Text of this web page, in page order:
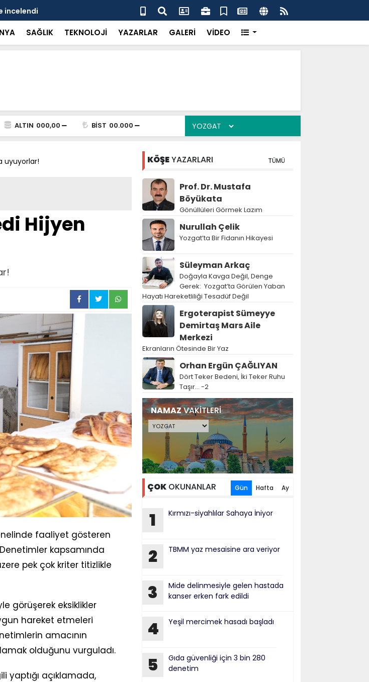
incelendi Karaarslan'dan UMKE'ye övgü
SAĞLIK TEKNOLOJİ YAZARLAR GALERİ VİDEO
ALTIN 000,00 BİST 00.000
uyuyorlar!
Hijyen
faaliyet gösteren
kapsamında
pek çok kriter titizlikle
görüşerek eksiklikler
hareket etmeleri
amacının
olduğunu vurguladı.
yaptığı açıklamada,
KÖŞEYAZARLARI TÜMÜ
Prof. Dr. Mustafa
Böyükata
Gönüllüleri Görmek Lazım
Nurullah Çelik
Yozgat’ta Bir Fidanın Hikayesi
Süleyman Arkaç
Doğayla Kavga Değil, Denge
Gerek: Yozgat’ta Görülen Yaban
Hayatı Hareketliliği Tesadüf Değil
Ergoterapist Sümeyye
Demirtaş Mars Aile
Merkezi
Ekranların Ötesinde Bir Yaz
Orhan Ergün ÇAĞLIYAN
Dört Teker Bedeni, İki Teker Ruhu
Taşır… -2
NAMAZVAKİTLERİ
ÇOKOKUNANLAR Gün Hafta Ay
1 Kırmızı-siyahlılar Sahaya İniyor
2 TBMM yaz mesaisine ara veriyor
3
Mide delinmesiyle gelen hastada
kanser erken fark edildi
4 Yeşil mercimek hasadı başladı
5
Gıda güvenliği için 3 bin 280
denetim